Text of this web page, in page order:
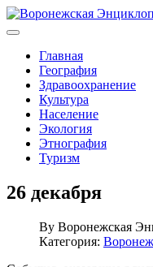
Главная
География
Здравоохранение
Культура
Население
Экология
Этнография
Туризм
26 декабря
By Воронежская
Категория: